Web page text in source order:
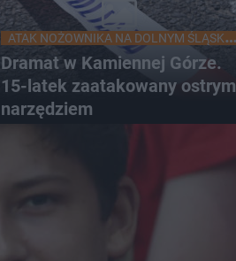
ATAK NOŻOWNIKA NA DOLNYM ŚLĄSKU
Dramat w Kamiennej Górze.
15-latek zaatakowany ostrym
narzędziem